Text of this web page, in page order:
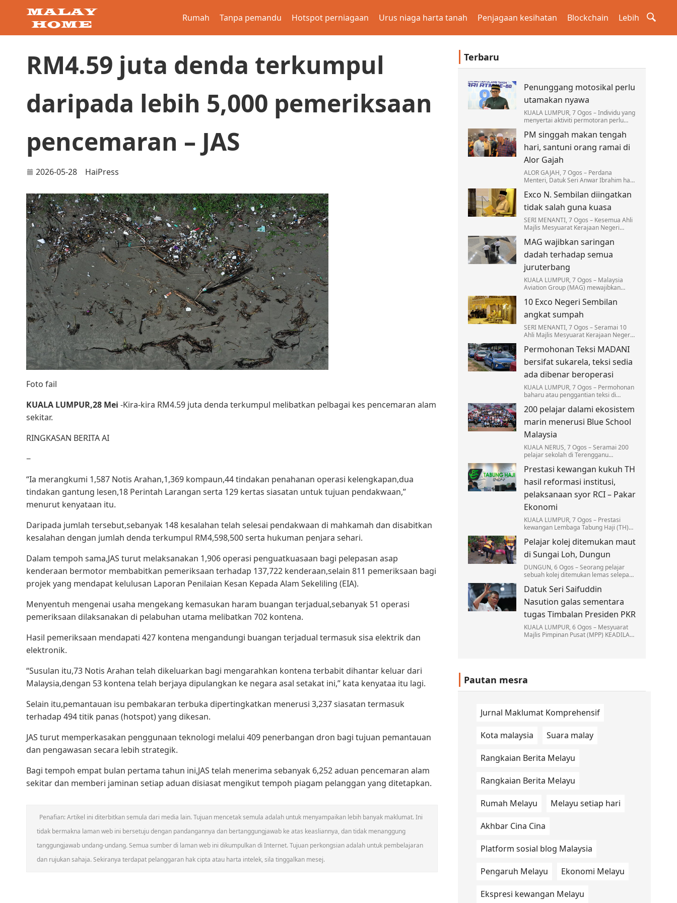
Rumah Tanpa pemandu Hotspot perniagaan Urus niaga harta tanah Penjagaan kesihatan Blockchain Lebih
RM4.59 juta denda terkumpul
daripada lebih 5,000 pemeriksaan
pencemaran – JAS
2026-05-28 HaiPress
Foto fail
KUALA LUMPUR,28 Mei -Kira-kira RM4.59 juta denda terkumpul melibatkan pelbagai kes pencemaran alam
sekitar.
RINGKASAN BERITA AI
−
“Ia merangkumi 1,587 Notis Arahan,1,369 kompaun,44 tindakan penahanan operasi kelengkapan,dua
tindakan gantung lesen,18 Perintah Larangan serta 129 kertas siasatan untuk tujuan pendakwaan,”
menurut kenyataan itu.
Daripada jumlah tersebut,sebanyak 148 kesalahan telah selesai pendakwaan di mahkamah dan disabitkan
kesalahan dengan jumlah denda terkumpul RM4,598,500 serta hukuman penjara sehari.
Dalam tempoh sama,JAS turut melaksanakan 1,906 operasi penguatkuasaan bagi pelepasan asap
kenderaan bermotor membabitkan pemeriksaan terhadap 137,722 kenderaan,selain 811 pemeriksaan bagi
projek yang mendapat kelulusan Laporan Penilaian Kesan Kepada Alam Sekeliling (EIA).
Menyentuh mengenai usaha mengekang kemasukan haram buangan terjadual,sebanyak 51 operasi
pemeriksaan dilaksanakan di pelabuhan utama melibatkan 702 kontena.
Hasil pemeriksaan mendapati 427 kontena mengandungi buangan terjadual termasuk sisa elektrik dan
elektronik.
“Susulan itu,73 Notis Arahan telah dikeluarkan bagi mengarahkan kontena terbabit dihantar keluar dari
Malaysia,dengan 53 kontena telah berjaya dipulangkan ke negara asal setakat ini,” kata kenyataa itu lagi.
Selain itu,pemantauan isu pembakaran terbuka dipertingkatkan menerusi 3,237 siasatan termasuk
terhadap 494 titik panas (hotspot) yang dikesan.
JAS turut memperkasakan penggunaan teknologi melalui 409 penerbangan dron bagi tujuan pemantauan
dan pengawasan secara lebih strategik.
Bagi tempoh empat bulan pertama tahun ini,JAS telah menerima sebanyak 6,252 aduan pencemaran alam
sekitar dan memberi jaminan setiap aduan disiasat mengikut tempoh piagam pelanggan yang ditetapkan.
Penafian: Artikel ini diterbitkan semula dari media lain. Tujuan mencetak semula adalah untuk menyampaikan lebih banyak maklumat. Ini
tidak bermakna laman web ini bersetuju dengan pandangannya dan bertanggungjawab ke atas keasliannya, dan tidak menanggung
tanggungjawab undang-undang. Semua sumber di laman web ini dikumpulkan di Internet. Tujuan perkongsian adalah untuk pembelajaran
dan rujukan sahaja. Sekiranya terdapat pelanggaran hak cipta atau harta intelek, sila tinggalkan mesej.
Terbaru
Penunggang motosikal perlu
utamakan nyawa
KUALA LUMPUR, 7 Ogos – Individu yang
menyertai aktiviti permotoran perlu
Nafs dengan memastikan hobi
berkenaan tidak…
PM singgah makan tengah
hari, santuni orang ramai di
Alor Gajah
ALOR GAJAH, 7 Ogos – Perdana
Menteri, Datuk Seri Anwar Ibrahim hari
Restoran Sultan di sini kira-kira 12.30
tengah hari.
Exco N. Sembilan diingatkan
tidak salah guna kuasa
SERI MENANTI, 7 Ogos – Kesemua Ahli
Majlis Mesyuarat Kerajaan Negeri
diingatkan supaya tidak sesekali
menyalahguna kuasa…
MAG wajibkan saringan
dadah terhadap semua
juruterbang
KUALA LUMPUR, 7 Ogos – Malaysia
Aviation Group (MAG) mewajibkan
juruterbang di bawah syarikat
penerbangannya bagi memperkukuh…
10 Exco Negeri Sembilan
angkat sumpah
SERI MENANTI, 7 Ogos – Seramai 10
Ahli Majlis Mesyuarat Kerajaan Negeri
sumpah jawatan hari ini bagi
melengkapkan barisan…
Permohonan Teksi MADANI
bersifat sukarela, teksi sedia
ada dibenar beroperasi
KUALA LUMPUR, 7 Ogos – Permohonan
baharu atau penggantian teksi di
MADANI Nasional adalah bersifat
sukarela dan terhad kepada…
200 pelajar dalami ekosistem
marin menerusi Blue School
Malaysia
KUALA NERUS, 7 Ogos – Seramai 200
pelajar sekolah di Terengganu
langsung mengenai ekosistem marin…
Prestasi kewangan kukuh TH
hasil reformasi institusi,
pelaksanaan syor RCI – Pakar
Ekonomi
KUALA LUMPUR, 7 Ogos – Prestasi
kewangan Lembaga Tabung Haji (TH)
daripada reformasi institusi berkenaan
yang telah…
Pelajar kolej ditemukan maut
di Sungai Loh, Dungun
DUNGUN, 6 Ogos – Seorang pelajar
sebuah kolej ditemukan lemas selepas
di Sungai Loh, Kampung Jongok Batu,
Hulu Dungun…
Datuk Seri Saifuddin
Nasution galas sementara
tugas Timbalan Presiden PKR
KUALA LUMPUR, 6 Ogos – Mesyuarat
Majlis Pimpinan Pusat (MPP) KEADILAN
Pautan mesra
Jurnal Maklumat Komprehensif
Kota malaysia Suara malay
Rangkaian Berita Melayu
Rangkaian Berita Melayu
Rumah Melayu Melayu setiap hari
Akhbar Cina Cina
Platform sosial blog Malaysia
Pengaruh Melayu Ekonomi Melayu
Ekspresi kewangan Melayu